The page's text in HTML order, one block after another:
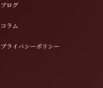
ブログ
コラム
プライバシーポリシー